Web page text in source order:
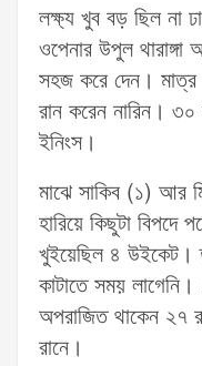
লক্ষ্য খুব বড় ছিল না
ওপেনার উপুল
সহজ করে দেন।
রান করেন নারিন। ৩০
ইনিংস।
মাঝে সাকিব (১) আর
হারিয়ে কিছুটা বিপদে
খুইয়েছিল ৪ উইকেট।
কাটাতে সময়
অপরাজিত থাকেন ২৭
রানে।